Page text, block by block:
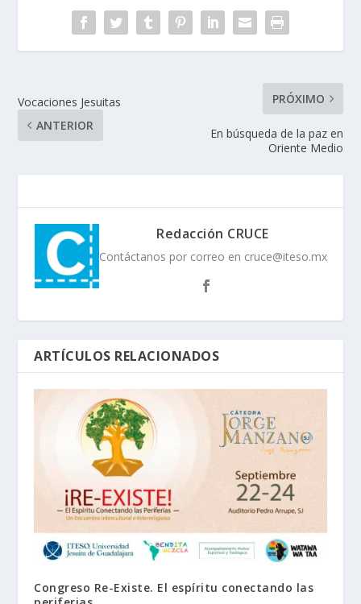
Vocaciones Jesuitas
ANTERIOR
PRÓXIMO
En búsqueda de la paz en
Oriente Medio
Redacción CRUCE
Contáctanos por correo en cruce@iteso.mx
ARTÍCULOS RELACIONADOS
Congreso Re-Existe. El espíritu conectando las